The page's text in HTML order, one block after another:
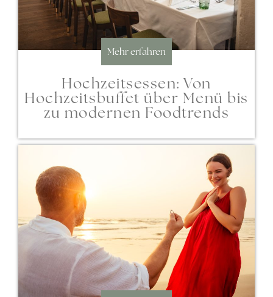
Mehr erfahren
Hochzeitsessen: Von
Hochzeitsbuffet über Menü bis
zu modernen Foodtrends